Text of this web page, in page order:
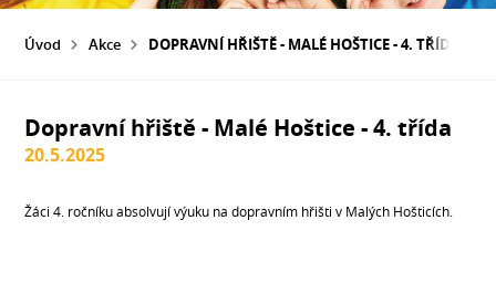
Úvod Akce DOPRAVNÍ HŘIŠTĚ - MALÉ HOŠTICE - 4. TŘÍDA
Dopravní hřiště - Malé Hoštice - 4. třída
20.5.2025
Žáci 4. ročníku absolvují výuku na dopravním hřišti v Malých Hošticích.